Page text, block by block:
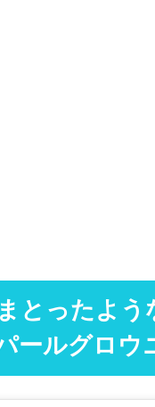
とったよう
ールグロウ